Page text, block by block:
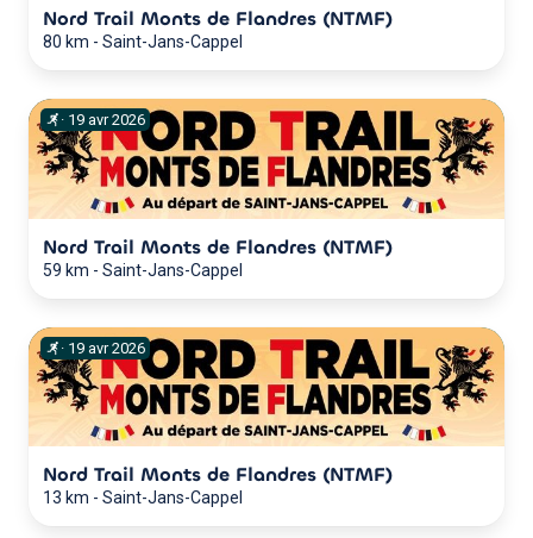
Nord Trail Monts de Flandres (NTMF)
80 km - Saint-Jans-Cappel
· 19 avr 2026
Nord Trail Monts de Flandres (NTMF)
59 km - Saint-Jans-Cappel
· 19 avr 2026
Nord Trail Monts de Flandres (NTMF)
13 km - Saint-Jans-Cappel